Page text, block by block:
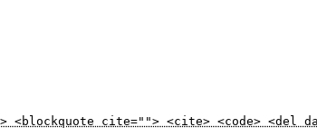
cite=""> <cite> <code> <del